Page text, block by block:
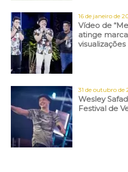
16 de janeiro de
Vídeo de
atinge
31 de outubro de
Wesley
Festival de